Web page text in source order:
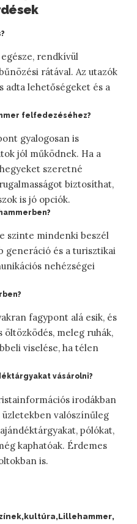
rendkívül
rátával. Az utazók
adta lehetőségeket és a
felfedezéséhez?
gyalogosan is
jól működnek. Ha a
szeretné
biztosíthat,
is jó opciók.
szinte mindenki beszél
generáció és a turisztikai
nehézségei
fagypont alá esik, és
öltözködés, meleg ruhák,
viselése, ha télen
vásárolni?
irodákban
valószínűleg
pólókat,
kaphatóak. Érdemes
is.
kultúra Lillehammer